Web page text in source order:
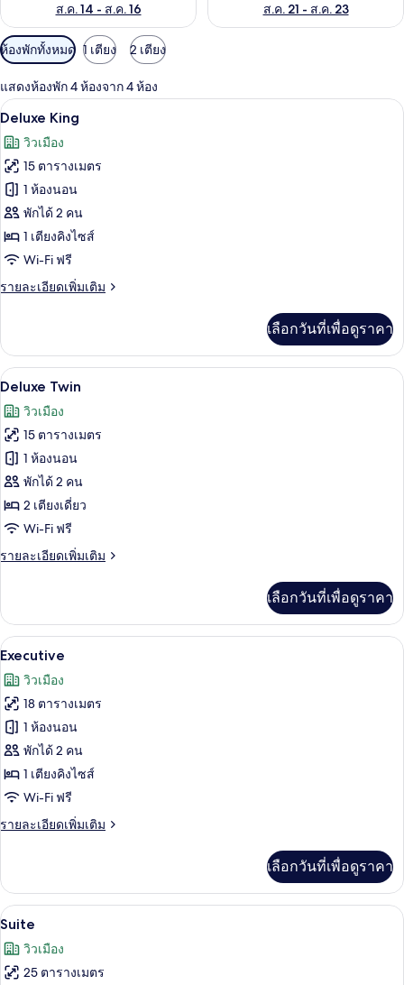
ส.ค. 14 - ส.ค. 16
ส.ค. 21 - ส.ค. 23
ตัว
กรอง
ที่
มี
ให้
สำหรับ
ห้อง
พัก
ห้องพักทั้งหมด 1 เตียง 2 เตียง
แสดงห้องพัก 4 ห้องจาก 4 ห้อง
เปิด
ภาพถ่าย
ทั้งหมด
ของ
Deluxe
King
Deluxe King | มินิบาร์, ตู้นิรภัยในห้อ
5
Deluxe King
วิวเมือง
15 ตารางเมตร
1 ห้องนอน
พักได้ 2 คน
1 เตียงคิงไซส์
Wi-Fi ฟรี
รายละเอียดเพิ่มเติม
ราย
เกี่ยว
กับ
Deluxe
เลือกวันที่เพื่อดูราคา
เปิด
ภาพถ่าย
ทั้งหมด
ของ
Deluxe
Twin
Deluxe Twin | มินิบาร์, ตู้นิรภัยในห้อ
5
Deluxe Twin
วิวเมือง
15 ตารางเมตร
1 ห้องนอน
พักได้ 2 คน
2 เตียงเดี่ยว
Wi-Fi ฟรี
รายละเอียดเพิ่มเติม
ราย
เกี่ยว
กับ
Deluxe
เลือกวันที่เพื่อดูราคา
เปิด
ภาพถ่าย
ทั้งหมด
ของ
Executive
Executive | มินิบาร์, ตู้นิรภัยในห้องพั
6
Executive
วิวเมือง
18 ตารางเมตร
1 ห้องนอน
พักได้ 2 คน
1 เตียงคิงไซส์
Wi-Fi ฟรี
รายละเอียดเพิ่มเติม
ราย
เกี่ยว
กับ
Executive
เลือกวันที่เพื่อดูราคา
เปิด
ภาพถ่าย
ทั้งหมด
Suite | มินิบาร์, ตู้นิรภัยในห้องพัก, โต๊
6
Suite
วิวเมือง
25 ตารางเมตร